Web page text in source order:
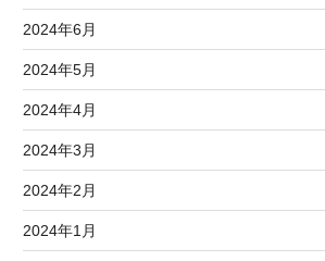
2024年6月
2024年5月
2024年4月
2024年3月
2024年2月
2024年1月